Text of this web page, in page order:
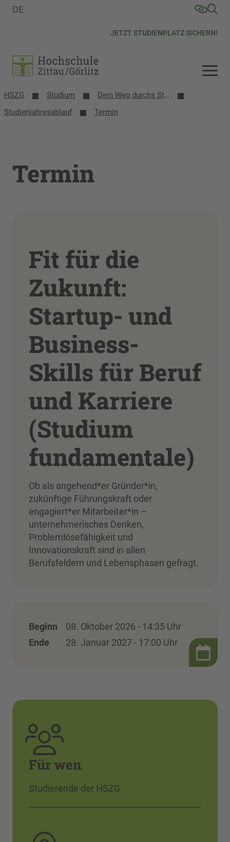
JETZT STUDIENPLATZ SICHERN!
DE
HSZG Studium
Dein Weg durchs Studium
Studienjahresablauf
Termin
Termin
Fit für die
Zukunft:
Startup- und
Business-
Skills für Beruf
und Karriere
(Studium
fundamentale)
Ob als angehend*er Gründer*in,
zukünftige Führungskraft oder
engagiert*er Mitarbeiter*in –
unternehmerisches Denken,
Problemlösefähigkeit und
Innovationskraft sind in allen
Berufsfeldern und Lebensphasen gefragt.
Beginn
08. Oktober 2026 - 14:35 Uhr
Ende
28. Januar 2027 - 17:00 Uhr
Für wen
Studierende der HSZG